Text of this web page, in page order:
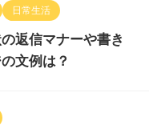
日常生活
返信マナーや書き
文例は？